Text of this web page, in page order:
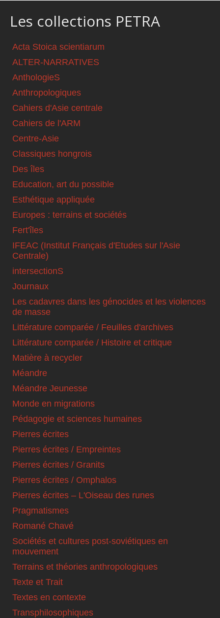
Les collections PETRA
Acta Stoica scientiarum
ALTER-NARRATIVES
AnthologieS
Anthropologiques
Cahiers d'Asie centrale
Cahiers de l'ARM
Centre-Asie
Classiques hongrois
Des îles
Education, art du possible
Esthétique appliquée
Europes : terrains et sociétés
Fert'îles
IFEAC (Institut Français d'Etudes sur l'Asie
Centrale)
intersectionS
Journaux
Les cadavres dans les génocides et les violences
de masse
Littérature comparée / Feuilles d'archives
Littérature comparée / Histoire et critique
Matière à recycler
Méandre
Méandre Jeunesse
Monde en migrations
Pédagogie et sciences humaines
Pierres écrites
Pierres écrites / Empreintes
Pierres écrites / Granits
Pierres écrites / Omphalos
Pierres écrites – L'Oiseau des runes
Pragmatismes
Romané Chavé
Sociétés et cultures post-soviétiques en
mouvement
Terrains et théories anthropologiques
Texte et Trait
Textes en contexte
Transphilosophiques